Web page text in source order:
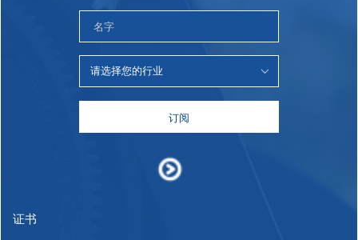
订阅
证书